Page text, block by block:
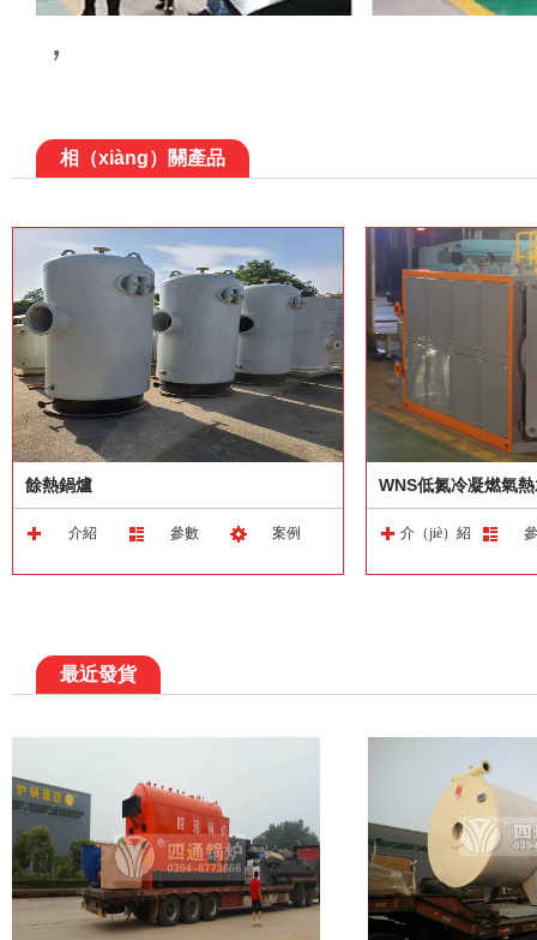
，
相（xiàng）關產品
餘熱鍋爐
介紹 參數 案例
WNS低氮冷凝燃氣
介（jiè）紹
最近發貨